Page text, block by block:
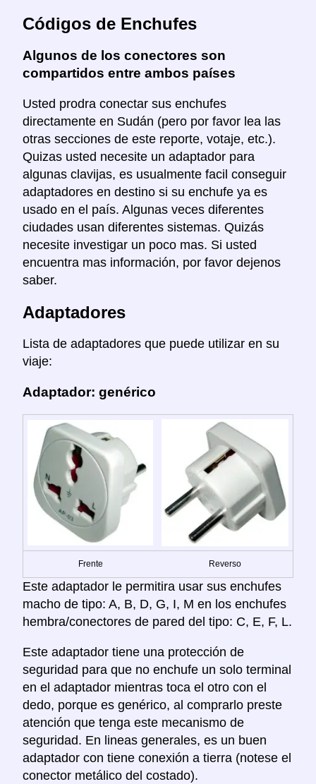
Códigos de Enchufes
Algunos de los conectores son
compartidos entre ambos países
Usted prodra conectar sus enchufes
directamente en Sudán (pero por favor lea las
otras secciones de este reporte, votaje, etc.).
Quizas usted necesite un adaptador para
algunas clavijas, es usualmente facil conseguir
adaptadores en destino si su enchufe ya es
usado en el país. Algunas veces diferentes
ciudades usan diferentes sistemas. Quizás
necesite investigar un poco mas. Si usted
encuentra mas información, por favor dejenos
saber.
Adaptadores
Lista de adaptadores que puede utilizar en su
viaje:
Adaptador: genérico
Frente Reverso
Este adaptador le permitira usar sus enchufes
macho de tipo: A, B, D, G, I, M en los enchufes
hembra/conectores de pared del tipo: C, E, F, L.
Este adaptador tiene una protección de
seguridad para que no enchufe un solo terminal
en el adaptador mientras toca el otro con el
dedo, porque es genérico, al comprarlo preste
atención que tenga este mecanismo de
seguridad. En lineas generales, es un buen
adaptador con tiene conexión a tierra (notese el
conector metálico del costado).